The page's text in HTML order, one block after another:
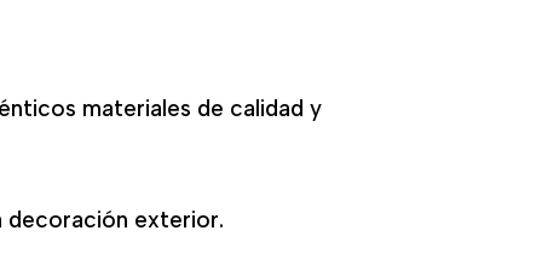
materiales de calidad y
decoración exterior.